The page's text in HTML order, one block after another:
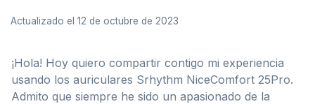
Actualizado el 12 de octubre de 2023
¡Hola! Hoy quiero compartir contigo mi experiencia
usando los auriculares Srhythm NiceComfort 25Pro.
Admito que siempre he sido un apasionado de la